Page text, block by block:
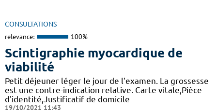
CONSULTATIONS
relevance: 100%
Scintigraphie myocardique de
viabilité
Petit déjeuner léger le jour de l'examen. La grossesse
est une contre-indication relative. Carte vitale,Pièce
d'identité,Justificatif de domicile
19/10/2021 11:43